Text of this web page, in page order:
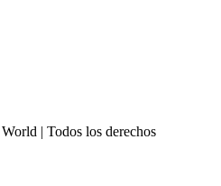
| Todos los derechos